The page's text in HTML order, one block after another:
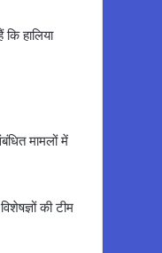
हालिया
मामलों में
की टीम